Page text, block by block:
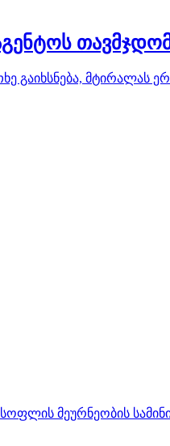
გაიხსნება,
მეურნეობის